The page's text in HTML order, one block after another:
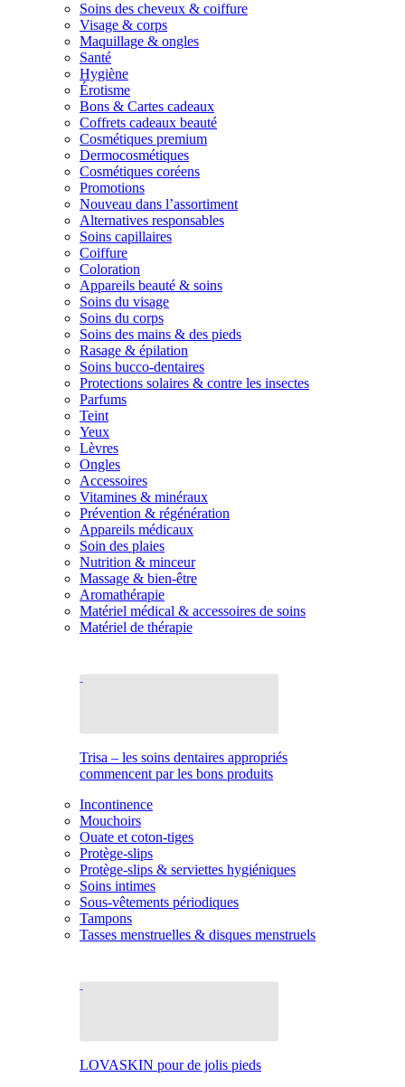
Soins des cheveux & coiffure
Visage & corps
Maquillage & ongles
Santé
Hygiène
Érotisme
Bons & Cartes cadeaux
Coffrets cadeaux beauté
Cosmétiques premium
Dermocosmétiques
Cosmétiques coréens
Promotions
Nouveau dans l’assortiment
Alternatives responsables
Soins capillaires
Coiffure
Coloration
Appareils beauté & soins
Soins du visage
Soins du corps
Soins des mains & des pieds
Rasage & épilation
Soins bucco-dentaires
Protections solaires & contre les insectes
Parfums
Teint
Yeux
Lèvres
Ongles
Accessoires
Vitamines & minéraux
Prévention & régénération
Appareils médicaux
Soin des plaies
Nutrition & minceur
Massage & bien-être
Aromathérapie
Matériel médical & accessoires de soins
Matériel de thérapie
Trisa – les soins dentaires appropriés
commencent par les bons produits
Incontinence
Mouchoirs
Ouate et coton-tiges
Protège-slips
Protège-slips & serviettes hygiéniques
Soins intimes
Sous-vêtements périodiques
Tampons
Tasses menstruelles & disques menstruels
LOVASKIN pour de jolis pieds